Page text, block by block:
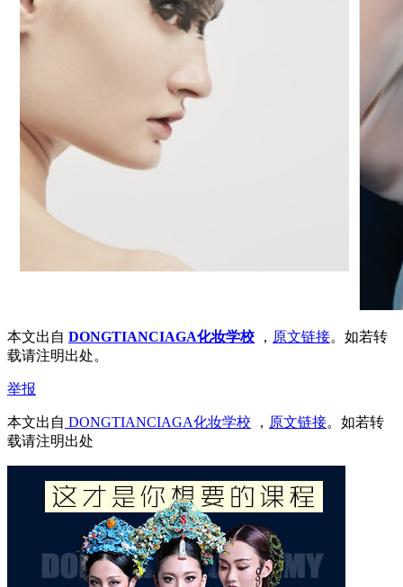
本文出自 DONGTIANCIAGA化妆学校 ， 原文链接。如若转
载请注明出处。
举报
本文出自 DONGTIANCIAGA化妆学校 ， 原文链接。如若转
载请注明出处